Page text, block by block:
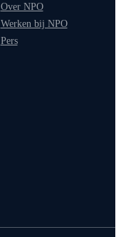
Over NPO
Werken bij NPO
Pers